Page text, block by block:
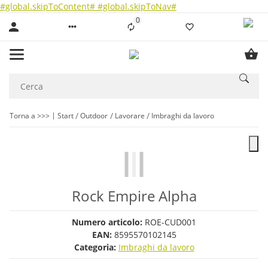
#global.skipToContent# #global.skipToNav#
0Liste ist leer
Torna a >>> Start Outdoor Lavorare Imbraghi da lavoro
Rock Empire Alpha
Numero articolo: ROE-CUD001
EAN: 8595570102145
Categoria: Imbraghi da lavoro